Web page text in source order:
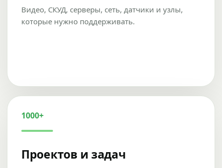
Видео, СКУД, серверы, сеть, датчики и узлы,
которые нужно поддерживать.
1000+
Проектов и задач